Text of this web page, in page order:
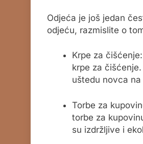
Odjeća je još jedan
odjeću, razmislite o
Krpe za
krpe za
uštedu novca
Torbe za
torbe za
su izdržljive i